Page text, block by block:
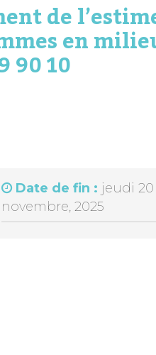
de
en
90 10
Date de fin : jeudi 20
novembre, 2025